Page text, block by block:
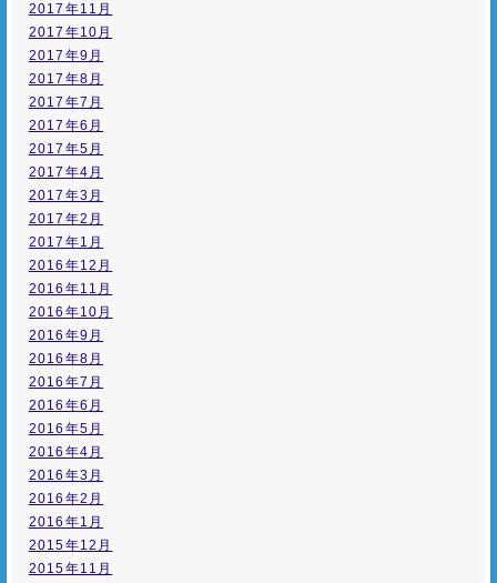
2017年11月
2017年10月
2017年9月
2017年8月
2017年7月
2017年6月
2017年5月
2017年4月
2017年3月
2017年2月
2017年1月
2016年12月
2016年11月
2016年10月
2016年9月
2016年8月
2016年7月
2016年6月
2016年5月
2016年4月
2016年3月
2016年2月
2016年1月
2015年12月
2015年11月